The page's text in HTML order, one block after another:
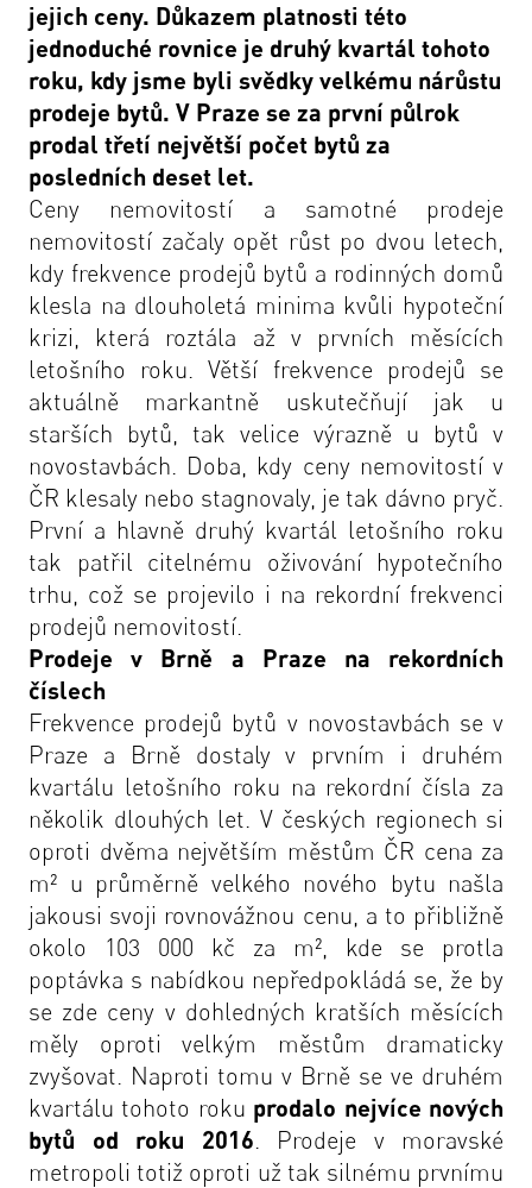
jejich ceny. Důkazem platnosti této
jednoduché rovnice je druhý kvartál tohoto
roku, kdy jsme byli svědky velkému nárůstu
prodeje bytů. V Praze se za první půlrok
prodal třetí největší počet bytů za
posledních deset let.
Ceny nemovitostí a samotné prodeje
nemovitostí začaly opět růst po dvou letech,
kdy frekvence prodejů bytů a rodinných domů
klesla na dlouholetá minima kvůli hypoteční
krizi, která roztála až v prvních měsících
letošního roku. Větší frekvence prodejů se
aktuálně markantně uskutečňují jak u
starších bytů, tak velice výrazně u bytů v
novostavbách. Doba, kdy ceny nemovitostí v
ČR klesaly nebo stagnovaly, je tak dávno pryč.
První a hlavně druhý kvartál letošního roku
tak patřil citelnému oživování hypotečního
trhu, což se projevilo i na rekordní frekvenci
prodejů nemovitostí.
Prodeje v Brně a Praze na rekordních
číslech
Frekvence prodejů bytů v novostavbách se v
Praze a Brně dostaly v prvním i druhém
kvartálu letošního roku na rekordní čísla za
několik dlouhých let. V českých regionech si
oproti dvěma největším městům ČR cena za
m² u průměrně velkého nového bytu našla
jakousi svoji rovnovážnou cenu, a to přibližně
okolo 103 000 kč za m², kde se protla
poptávka s nabídkou nepředpokládá se, že by
se zde ceny v dohledných kratších měsících
měly oproti velkým městům dramaticky
zvyšovat. Naproti tomu v Brně se ve druhém
kvartálu tohoto roku prodalo nejvíce nových
bytů od roku 2016. Prodeje v moravské
metropoli totiž oproti už tak silnému prvnímu